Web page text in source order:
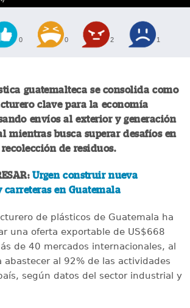
0 0 2 1
guatemalteca se consolida como
clave para la economía
envíos al exterior y generación
mientras busca superar desafíos en
de residuos.
Urgen construir nueva
en Guatemala
de plásticos de Guatemala ha
una oferta exportable de US$668
de 40 mercados internacionales, al
al 92% de las actividades
según datos del sector industrial y